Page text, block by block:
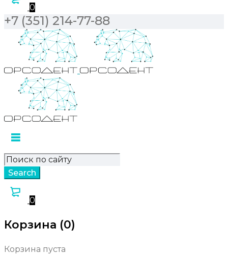
0
+7 (351) 214-77-88
0
Корзина (0)
Корзина пуста